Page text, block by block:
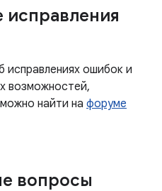
ошибок и
возможностей,
найти на форуме
вопросы